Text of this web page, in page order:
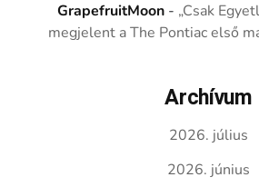
GrapefruitMoon - „Csak
megjelent a The Pontiac első
Archívum
2026. július
2026. június